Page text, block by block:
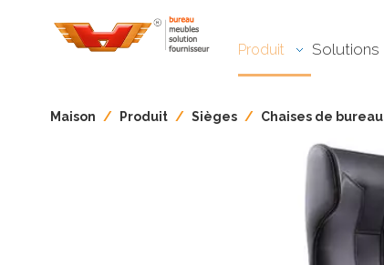
Produit Solutions
Maison / Produit / Sièges / Chaises de bureau